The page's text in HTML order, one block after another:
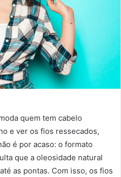
quem tem cabelo
e ver os fios ressecados,
é por acaso: o formato
que a oleosidade natural
as pontas. Com isso, os fios